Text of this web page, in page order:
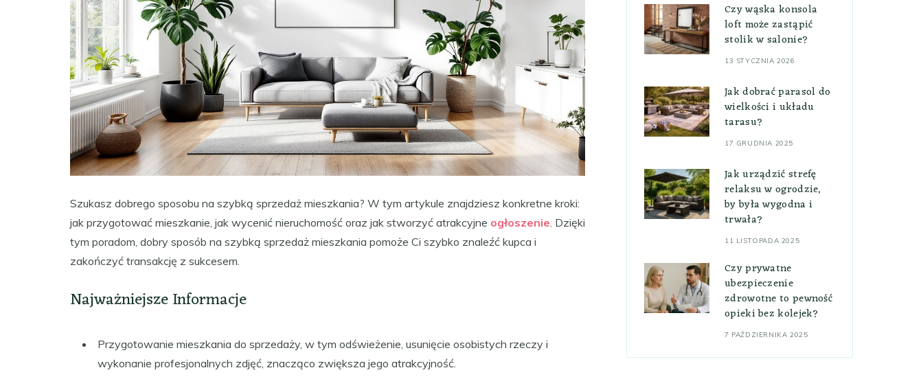
Szukasz dobrego sposobu na szybką sprzedaż mieszkania? W tym artykule znajdziesz konkretne kroki:
jak przygotować mieszkanie, jak wycenić nieruchomość oraz jak stworzyć atrakcyjne ogłoszenie . Dzięki
tym poradom, dobry sposób na szybką sprzedaż mieszkania pomoże Ci szybko znaleźć kupca i
zakończyć transakcję z sukcesem.
Najważniejsze Informacje
Przygotowanie mieszkania do sprzedaży, w tym odświeżenie, usunięcie osobistych rzeczy i
wykonanie profesjonalnych zdjęć, znacząco zwiększa jego atrakcyjność.
Czy wąska konsola
loft może zastąpić
stolik w salonie?
13 STYCZNIA 2026
Jak dobrać parasol do
wielkości i układu
tarasu?
17 GRUDNIA 2025
Jak urządzić strefę
relaksu w ogrodzie,
by była wygodna i
trwała?
11 LISTOPADA 2025
Czy prywatne
ubezpieczenie
zdrowotne to pewność
opieki bez kolejek?
7 PAŹDZIERNIKA 2025